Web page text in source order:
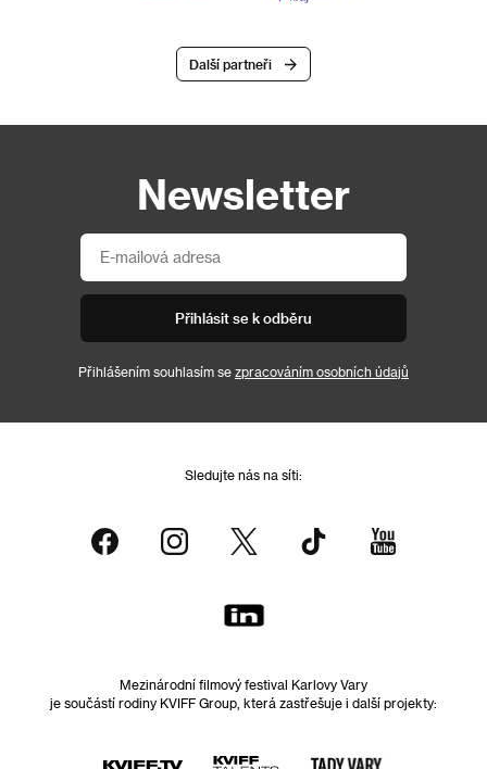
Další partneři
Newsletter
Přihlásit se k odběru
Přihlášením souhlasím se zpracováním osobních údajů
Sledujte nás na síti:
Mezinárodní filmový festival Karlovy Vary
je součástí rodiny KVIFF Group, která zastřešuje i další projekty: